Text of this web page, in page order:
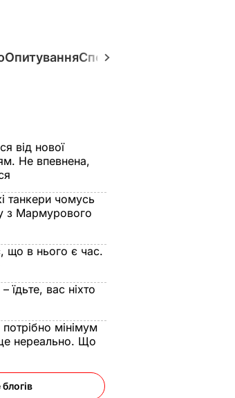
ОпитуванняСпецпроєкти
від нової
Не впевнена,
танкери чомусь
з Мармурового
що в нього є час.
їдьте, вас ніхто
мінімум
нереально. Що